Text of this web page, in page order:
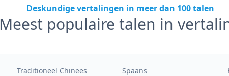
Deskundige vertalingen in meer dan 100 talen
Meest populaire talen in
Traditioneel Chinees Spaans